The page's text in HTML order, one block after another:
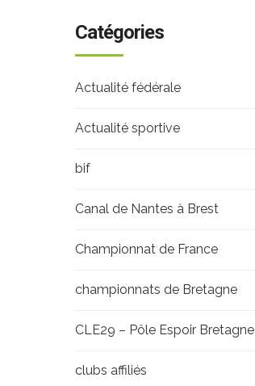
Catégories
Actualité fédérale
Actualité sportive
bif
Canal de Nantes à Brest
Championnat de France
championnats de Bretagne
CLE29 – Pôle Espoir Bretagne
clubs affiliés